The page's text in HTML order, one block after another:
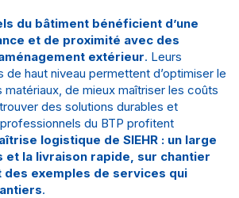
du bâtiment bénéficient d’une
et de proximité avec des
extérieur. Leurs
haut niveau permettent d’optimiser le
de mieux maîtriser les coûts
des solutions durables et
du BTP profitent
logistique de SIEHR : un large
et la livraison rapide, sur chantier
des exemples de services qui
.